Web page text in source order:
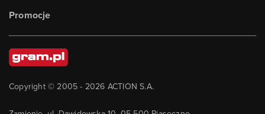
Promocje
Copyright © 2005 - 2026 ACTION S.A.